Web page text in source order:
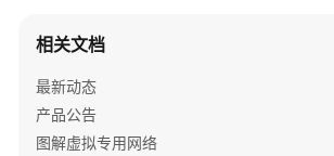
费
Console
与
相关文档
最新动态
产品公告
图解虚拟专用网络